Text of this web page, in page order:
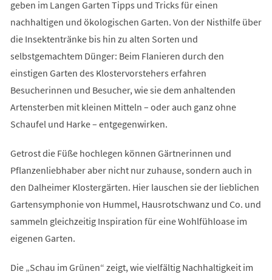
geben im Langen Garten Tipps und Tricks für einen
nachhaltigen und ökologischen Garten. Von der Nisthilfe über
die Insektentränke bis hin zu alten Sorten und
selbstgemachtem Dünger: Beim Flanieren durch den
einstigen Garten des Klostervorstehers erfahren
Besucherinnen und Besucher, wie sie dem anhaltenden
Artensterben mit kleinen Mitteln – oder auch ganz ohne
Schaufel und Harke – entgegenwirken.
Getrost die Füße hochlegen können Gärtnerinnen und
Pflanzenliebhaber aber nicht nur zuhause, sondern auch in
den Dalheimer Klostergärten. Hier lauschen sie der lieblichen
Gartensymphonie von Hummel, Hausrotschwanz und Co. und
sammeln gleichzeitig Inspiration für eine Wohlfühloase im
eigenen Garten.
Die „Schau im Grünen“ zeigt, wie vielfältig Nachhaltigkeit im